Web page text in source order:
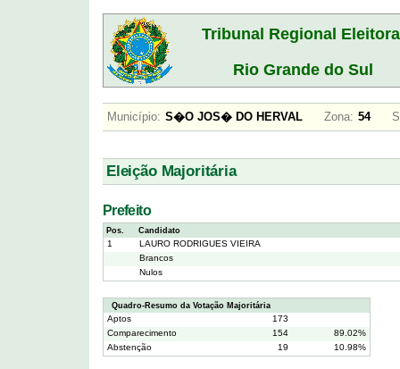
Tribunal Regional
Rio Grande do Sul
Município: S�O JOS� DO HERVAL Zona: 54
Eleição Majoritária
Prefeito
Pos. Candidato
1
LAURO RODRIGUES VIEIRA
Brancos
Nulos
Quadro-Resumo da Votação Majoritária
Aptos
173
Comparecimento
154
89.02%
Abstenção
19 10.98%